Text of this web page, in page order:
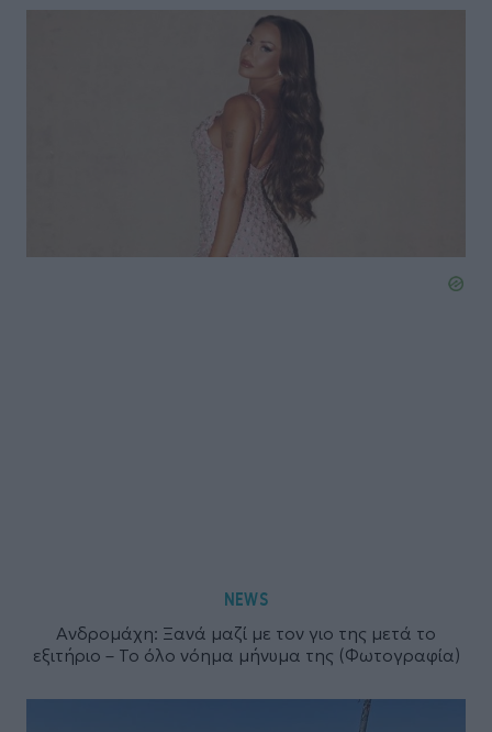
NEWS
Ανδρομάχη: Ξανά μαζί με τον γιο της μετά το
εξιτήριο – Το όλο νόημα μήνυμα της (Φωτογραφία)